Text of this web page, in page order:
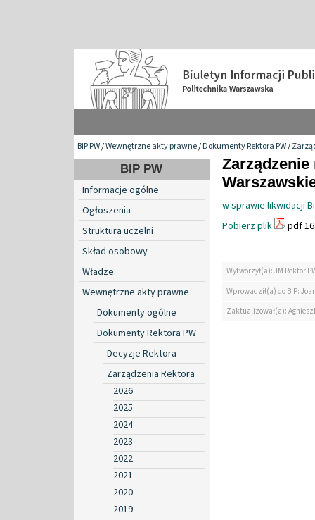
BIP PW/Wewnętrzne akty prawne/Dokumenty Rektora PW/
BIP PW
Informacje ogólne
Ogłoszenia
Struktura uczelni
Skład osobowy
Władze
Wewnętrzne akty prawne
Dokumenty ogólne
Dokumenty Rektora PW
Decyzje Rektora
Zarządzenia Rektora
2026
2025
2024
2023
2022
2021
2020
2019
w sprawie likwidacji
Pobierz plik
pdf
Wytworzył(a): JM Rektor
Wprowadził(a) do BIP:
Zaktualizował(a):